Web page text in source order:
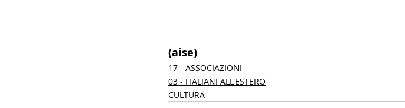
(aise)
17 - ASSOCIAZIONI
03 - ITALIANI ALL'ESTERO
CULTURA